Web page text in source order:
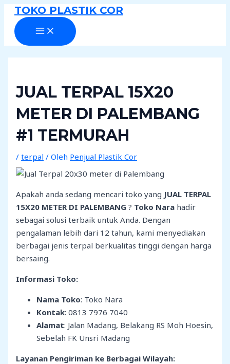
Lewati
konten
TOKO PLASTIK COR
MAIN
MENU
JUAL TERPAL 15X20
METER DI PALEMBANG
#1 TERMURAH
/terpal / Oleh Penjual Plastik Cor
Apakah anda sedang mencari toko yang JUAL TERPAL
15X20 METER DI PALEMBANG ? Toko Nara hadir
sebagai solusi terbaik untuk Anda. Dengan
pengalaman lebih dari 12 tahun, kami menyediakan
berbagai jenis terpal berkualitas tinggi dengan harga
bersaing.
Informasi Toko:
Nama Toko: Toko Nara
Kontak: 0813 7976 7040
Alamat: Jalan Madang, Belakang RS Moh Hoesin,
Sebelah FK Unsri Madang
Layanan Pengiriman ke Berbagai Wilayah:
Post
navigation
C
a
r
n
t
u
k